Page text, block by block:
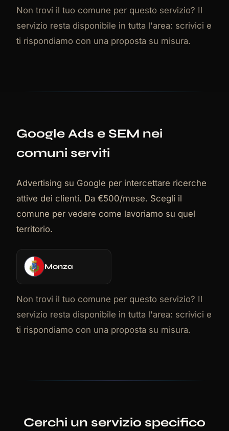
Non trovi il tuo comune per questo servizio? Il
servizio resta disponibile in tutta l'area: scrivici e
ti rispondiamo con una proposta su misura.
Google Ads e SEM nei
comuni serviti
Advertising su Google per intercettare ricerche
attive dei clienti. Da €500/mese. Scegli il
comune per vedere come lavoriamo su quel
territorio.
Monza
Non trovi il tuo comune per questo servizio? Il
servizio resta disponibile in tutta l'area: scrivici e
ti rispondiamo con una proposta su misura.
Cerchi un servizio specifico